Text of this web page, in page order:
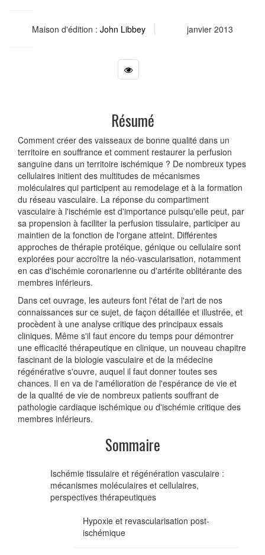
Maison d'édition : John Libbey janvier 2013
Résumé
Comment créer des vaisseaux de bonne qualité dans un
territoire en souffrance et comment restaurer la perfusion
sanguine dans un territoire ischémique ? De nombreux types
cellulaires initient des multitudes de mécanismes
moléculaires qui participent au remodelage et à la formation
du réseau vasculaire. La réponse du compartiment
vasculaire à l'ischémie est d'importance puisqu'elle peut, par
sa propension à faciliter la perfusion tissulaire, participer au
maintien de la fonction de l'organe atteint. Différentes
approches de thérapie protéique, génique ou cellulaire sont
explorées pour accroître la néo-vascularisation, notamment
en cas d'ischémie coronarienne ou d'artérite oblitérante des
membres inférieurs.
Dans cet ouvrage, les auteurs font l'état de l'art de nos
connaissances sur ce sujet, de façon détaillée et illustrée, et
procèdent à une analyse critique des principaux essais
cliniques. Même s'il faut encore du temps pour démontrer
une efficacité thérapeutique en clinique, un nouveau chapitre
fascinant de la biologie vasculaire et de la médecine
régénérative s'ouvre, auquel il faut donner toutes ses
chances. Il en va de l'amélioration de l'espérance de vie et
de la qualité de vie de nombreux patients souffrant de
pathologie cardiaque ischémique ou d'ischémie critique des
membres inférieurs.
Sommaire
Ischémie tissulaire et régénération vasculaire :
mécanismes moléculaires et cellulaires,
perspectives thérapeutiques
Hypoxie et revascularisation post-
ischémique